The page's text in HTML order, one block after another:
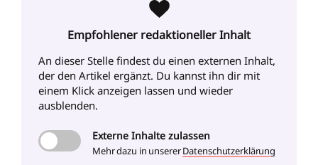
Empfohlener redaktioneller Inhalt
An dieser Stelle findest du einen externen Inhalt,
der den Artikel ergänzt. Du kannst ihn dir mit
einem Klick anzeigen lassen und wieder
ausblenden.
Externe Inhalte zulassen
Mehr dazu in unsererDatenschutzerklärung